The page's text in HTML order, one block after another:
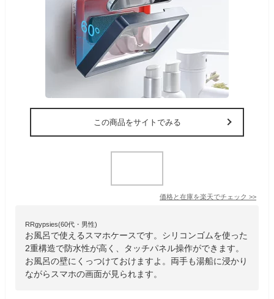
この商品をサイトでみる
価格と在庫を楽天でチェック >>
RRgypsies(60代・男性)
お風呂で使えるスマホケースです。シリコンゴムを使った
2重構造で防水性が高く、タッチパネル操作ができます。
お風呂の壁にくっつけておけますよ。両手も湯船に浸かり
ながらスマホの画面が見られます。